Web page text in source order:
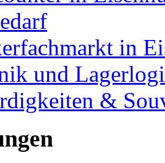
in
und
&